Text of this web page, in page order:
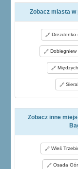
Zobacz miasta w
Drezdenko
Dobiegniew
Zobacz inne
Wieś
Osada